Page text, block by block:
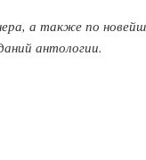
а также по
антологии.